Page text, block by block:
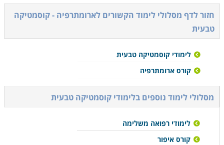
חזור לדף מסלולי לימוד הקשורים לארומתרפיה - קוסמטיקה
טבעית
לימודי קוסמטיקה טבעית
קורס ארומתרפיה
מסלולי לימוד נוספים בלימודי קוסמטיקה טבעית
לימודי רפואה משלימה
קורס איפור